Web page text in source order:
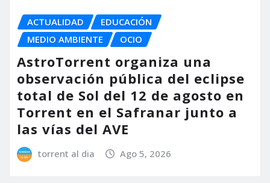
ACTUALIDAD
EDUCACIÓN
MEDIO AMBIENTE
OCIO
AstroTorrent organiza una
observación pública del eclipse
total de Sol del 12 de agosto en
Torrent en el Safranar junto a
las vías del AVE
torrent al dia Ago 5, 2026